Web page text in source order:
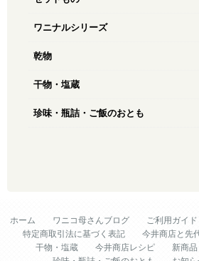
ワニナルシリーズ
乾物
干物・塩蔵
珍味・瓶詰・ご飯のおとも
ホーム ワニコ母さんブログ
ご利用ガイ
特定商取引法に基づく表記
今井商店と先
干物・塩蔵
今井商店レシピ 新商品